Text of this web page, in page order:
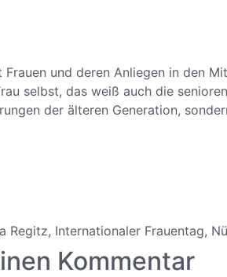
und deren Anliegen in den
selbst, das weiß auch die
der älteren Generation,
Regitz, Internationaler Frauentag,
Kommentar